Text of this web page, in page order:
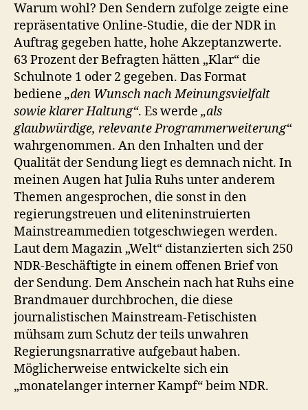
Warum wohl? Den Sendern zufolge zeigte eine
repräsentative Online-Studie, die der NDR in
Auftrag gegeben hatte, hohe Akzeptanzwerte.
63 Prozent der Befragten hätten „Klar“ die
Schulnote 1 oder 2 gegeben. Das Format
bediene „den Wunsch nach Meinungsvielfalt
sowie klarer Haltung“. Es werde „als
glaubwürdige, relevante Programmerweiterung“
wahrgenommen. An den Inhalten und der
Qualität der Sendung liegt es demnach nicht. In
meinen Augen hat Julia Ruhs unter anderem
Themen angesprochen, die sonst in den
regierungstreuen und eliteninstruierten
Mainstreammedien totgeschwiegen werden.
Laut dem Magazin „Welt“ distanzierten sich 250
NDR-Beschäftigte in einem offenen Brief von
der Sendung. Dem Anschein nach hat Ruhs eine
Brandmauer durchbrochen, die diese
journalistischen Mainstream-Fetischisten
mühsam zum Schutz der teils unwahren
Regierungsnarrative aufgebaut haben.
Möglicherweise entwickelte sich ein
„monatelanger interner Kampf“ beim NDR.